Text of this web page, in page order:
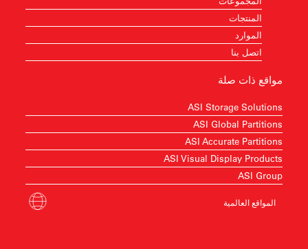
المنتجات
الموارد
اتصل بنا
مواقع ذات صلة
ASI Storage Solutions
ASI Global Partitions
ASI Accurate Partitions
ASI Visual Display Products
ASI Group
المواقع العالمية